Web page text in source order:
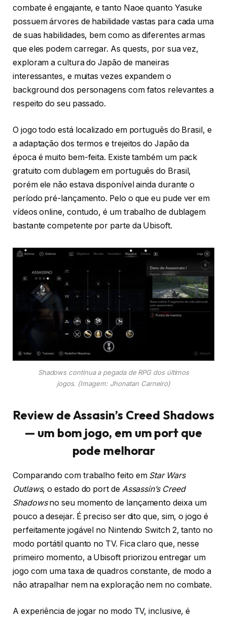
combate é engajante, e tanto Naoe quanto Yasuke
possuem árvores de habilidade vastas para cada uma
de suas habilidades, bem como as diferentes armas
que eles podem carregar. As quests, por sua vez,
exploram a cultura do Japão de maneiras
interessantes, e muitas vezes expandem o
background dos personagens com fatos relevantes a
respeito do seu passado.
O jogo todo está localizado em português do Brasil, e
a adaptação dos termos e trejeitos do Japão da
época é muito bem-feita. Existe também um pack
gratuito com dublagem em português do Brasil,
porém ele não estava disponível ainda durante o
período pré-lançamento. Pelo o que eu pude ver em
vídeos online, contudo, é um trabalho de dublagem
bastante competente por parte da Ubisoft.
Shadows continua a pegada de RPG dos últimos
jogos. (Imagem: Jhonatan Carneiro)
Review de Assasin’s Creed Shadows
— um bom jogo, em um port que
pode melhorar
Comparando com trabalho feito em Star Wars
Outlaws, o estado do port de Assassin’s Creed
Shadowsno seu momento de lançamento deixa um
pouco a desejar. É preciso ser dito que, sim, o jogo é
perfeitamente jogável no Nintendo Switch 2, tanto no
modo portátil quanto no TV. Fica claro que, nesse
primeiro momento, a Ubisoft priorizou entregar um
jogo com uma taxa de quadros constante, de modo a
não atrapalhar nem na exploração nem no combate.
A experiência de jogar no modo TV, inclusive, é